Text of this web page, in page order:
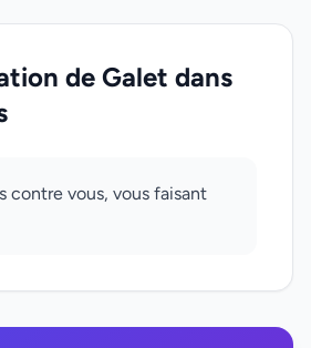
de Galet dans
contre vous, vous faisant